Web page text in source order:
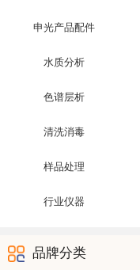
申光产品配件
水质分析
色谱层析
清洗消毒
样品处理
行业仪器
品牌分类